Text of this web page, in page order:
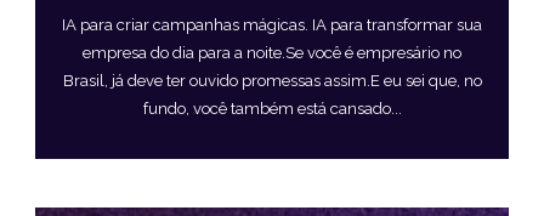
IA para criar campanhas mágicas. IA para transformar sua
empresa do dia para a noite.Se você é empresário no
Brasil, já deve ter ouvido promessas assim.E eu sei que, no
fundo, você também está cansado...